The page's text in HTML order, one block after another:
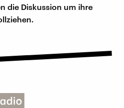
die Diskussion um ihre